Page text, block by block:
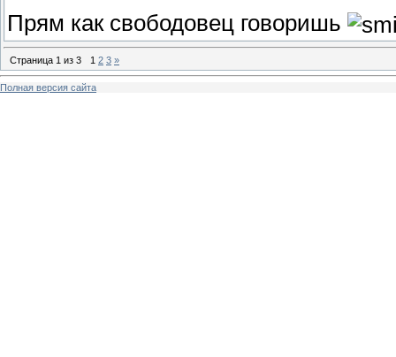
Прям как свободовец говоришь
Страница 1 из 3 1 2 3 »
Полная версия сайта